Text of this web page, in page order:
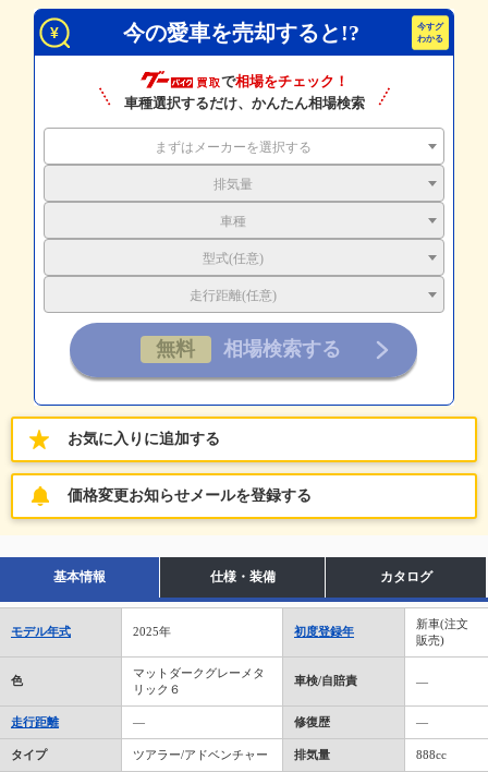
今の愛車を売却すると!?
で相場をチェック！
車種選択するだけ、かんたん相場検索
まずはメーカーを選択する
排気量
車種
型式(任意)
走行距離(任意)
お気に入りに追加する
価格変更お知らせメールを登録する
基本情報 仕様・装備 カタログ
モデル年式 2025年 初度登録年
新車(注文
販売)
色
マットダークグレーメタ
リック６
車検/自賠責 ―
走行距離 ― 修復歴 ―
タイプ ツアラー/アドベンチャー 排気量 888cc